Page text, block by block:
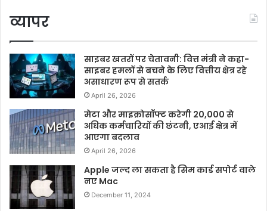
व्यापर
साइबर खतरों पर चेतावनी: वित्त मंत्री ने कहा-
साइबर हमलों से बचने के लिए वित्तीय क्षेत्र रहे
असाधारण रूप से सतर्क
April 26, 2026
मेटा और माइक्रोसॉफ्ट करेगी 20,000 से
अधिक कर्मचारियों की छंटनी, एआई क्षेत्र में
आएगा बदलाव
April 26, 2026
Apple जल्द ला सकता है सिम कार्ड सपोर्ट वाले
नए Mac
December 11, 2024